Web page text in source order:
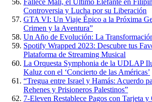
Fallece Mali, el Último Elefante en
Controversia y Lucha por su Liberación
GTA VI: Un Viaje Épico a la Próxima
Crimen y la Aventura”
Un Año de Evolución: La
Spotify Wrapped 2023: Descubre tus
Plataforma de Streaming Musical
La Orquesta Symphonia de la UDLAP
Kaluz con el ‘Concierto de las Américas’
“Tregua entre Israel y Hamás: Acuerdo
Rehenes y Prisioneros Palestinos”
7-Eleven Restablece Pagos con Tarjeta